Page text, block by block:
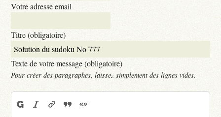
Votre adresse email
Titre (obligatoire)
Texte de votre message (obligatoire)
Pour créer des paragraphes, laissez simplement des lignes vides.